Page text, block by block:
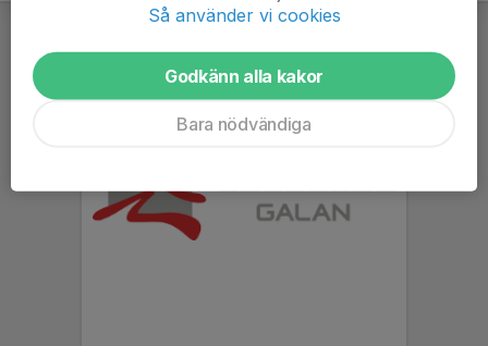
Så använder vi cookies
Godkänn alla kakor
Bara nödvändiga